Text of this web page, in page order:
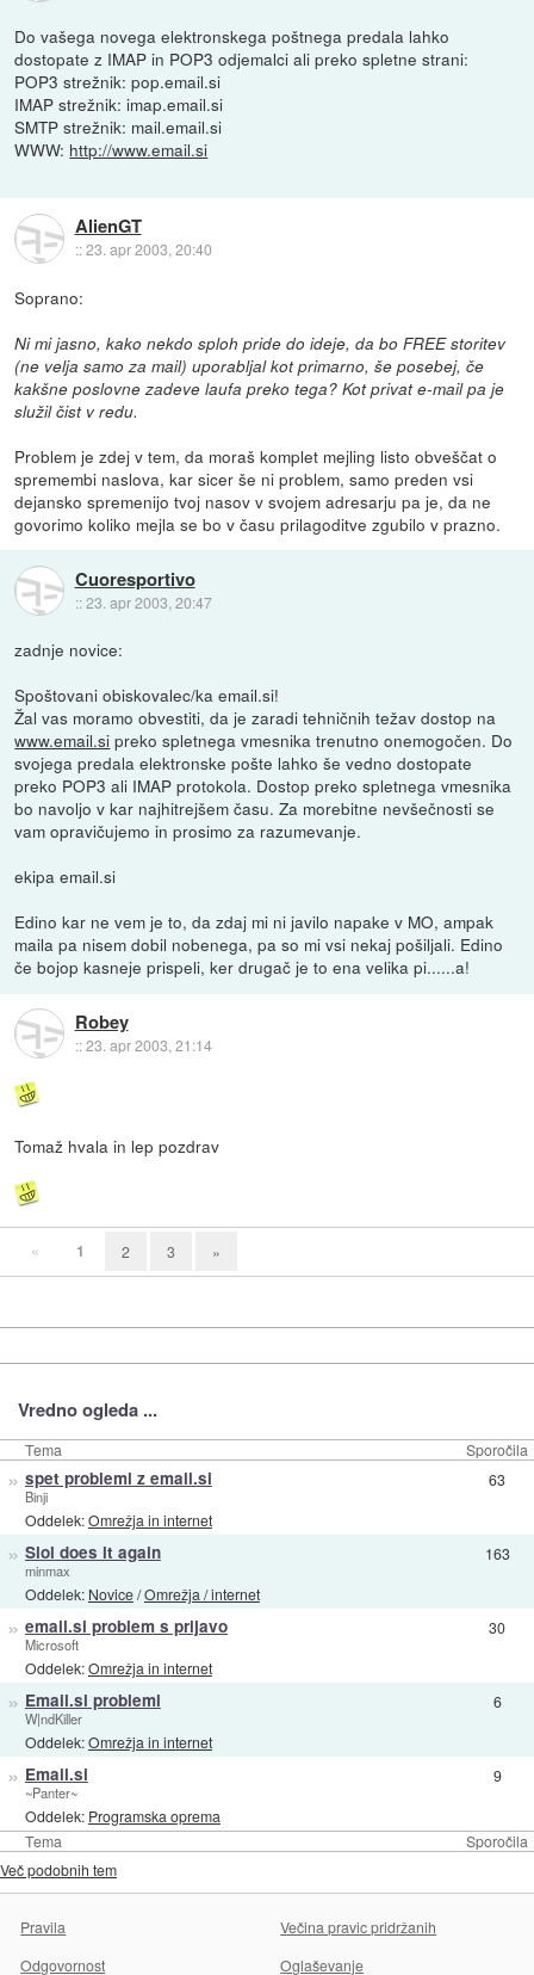
Do vašega novega elektronskega poštnega predala lahko
dostopate z IMAP in POP3 odjemalci ali preko spletne strani:
POP3 strežnik: pop.email.si
IMAP strežnik: imap.email.si
SMTP strežnik: mail.email.si
WWW: http://www.email.si
AlienGT
::23. apr 2003, 20:40
Soprano:
Ni mi jasno, kako nekdo sploh pride do ideje, da bo FREE storitev
(ne velja samo za mail) uporabljal kot primarno, še posebej, če
kakšne poslovne zadeve laufa preko tega? Kot privat e-mail pa je
služil čist v redu.
Problem je zdej v tem, da moraš komplet mejling listo obveščat o
spremembi naslova, kar sicer še ni problem, samo preden vsi
dejansko spremenijo tvoj nasov v svojem adresarju pa je, da ne
govorimo koliko mejla se bo v času prilagoditve zgubilo v prazno.
Cuoresportivo
::23. apr 2003, 20:47
zadnje novice:
Spoštovani obiskovalec/ka email.si!
Žal vas moramo obvestiti, da je zaradi tehničnih težav dostop na
www.email.si preko spletnega vmesnika trenutno onemogočen. Do
svojega predala elektronske pošte lahko še vedno dostopate
preko POP3 ali IMAP protokola. Dostop preko spletnega vmesnika
bo navoljo v kar najhitrejšem času. Za morebitne nevšečnosti se
vam opravičujemo in prosimo za razumevanje.
ekipa email.si
Edino kar ne vem je to, da zdaj mi ni javilo napake v MO, ampak
maila pa nisem dobil nobenega, pa so mi vsi nekaj pošiljali. Edino
če bojop kasneje prispeli, ker drugač je to ena velika pi......a!
Robey
::23. apr 2003, 21:14
Tomaž hvala in lep pozdrav
« 1 2 3 »
Vredno ogleda ...
Tema Sporočila
Tema Sporočila
» spet problemi z email.si
Binji
Oddelek:Omrežja in internet
63
» Siol does it again
minmax
Oddelek: Novice/Omrežja / internet
163
» email.si problem s prijavo
Microsoft
Oddelek:Omrežja in internet
30
» Email.si problemi
W|ndKiller
Oddelek:Omrežja in internet
6
» Email.si
~Panter~
Oddelek: Programska oprema
9
Več podobnih tem
Pravila
Večina pravic pridržanih
Odgovornost
Oglaševanje